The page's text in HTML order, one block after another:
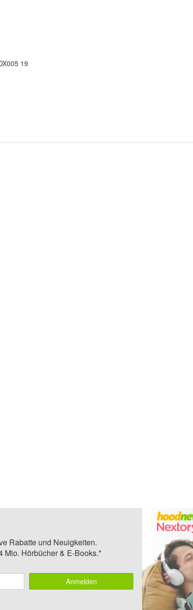
19
Rabatte und Neuigkeiten.
Mio. Hörbücher & E-Books.*
Anmelden